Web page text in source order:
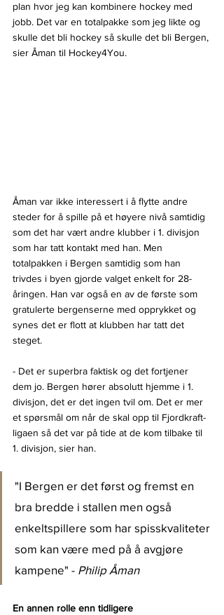
plan hvor jeg kan kombinere hockey med
jobb. Det var en totalpakke som jeg likte og
skulle det bli hockey så skulle det bli Bergen,
sier Åman til Hockey4You.
Åman var ikke interessert i å flytte andre
steder for å spille på et høyere nivå samtidig
som det har vært andre klubber i 1. divisjon
som har tatt kontakt med han. Men
totalpakken i Bergen samtidig som han
trivdes i byen gjorde valget enkelt for 28-
åringen. Han var også en av de første som
gratulerte bergenserne med opprykket og
synes det er flott at klubben har tatt det
steget.
- Det er superbra faktisk og det fortjener
dem jo. Bergen hører absolutt hjemme i 1.
divisjon, det er det ingen tvil om. Det er mer
et spørsmål om når de skal opp til Fjordkraft-
ligaen så det var på tide at de kom tilbake til
1. divisjon, sier han.
"I Bergen er det først og fremst en
bra bredde i stallen men også
enkeltspillere som har spisskvaliteter
som kan være med på å avgjøre
kampene" - Philip Åman
En annen rolle enn tidligere